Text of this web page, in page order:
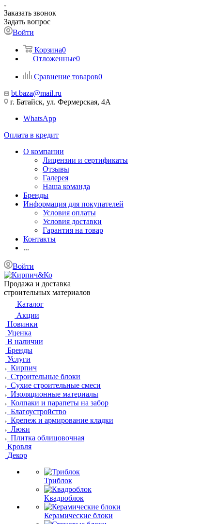
Заказать звонок
Задать вопрос
Войти
Корзина0
Отложенные0
Сравнение товаров0
bt.baza@mail.ru
г. Батайск, ул. Фермерская, 4А
WhatsApp
Оплата в кредит
О компании
Лицензии и сертификаты
Отзывы
Галерея
Наша команда
Бренды
Информация для покупателей
Условия оплаты
Условия доставки
Гарантия на товар
Контакты
...
Войти
Продажа и доставка
строительных материалов
Каталог
Акции
Новинки
Уценка
В наличии
Бренды
Услуги
Кирпич
Строительные блоки
Сухие строительные смеси
Изоляционные материалы
Колпаки и парапеты на забор
Благоустройство
Крепеж и армирование кладки
Люки
Плитка облицовочная
Кровля
Декор
Триблок
Квадроблок
Керамические блоки